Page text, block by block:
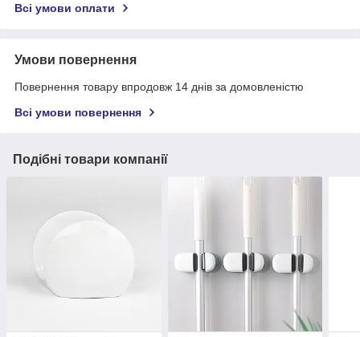
Всі умови оплати
Умови повернення
Повернення товару впродовж 14 днів за домовленістю
Всі умови повернення
Подібні товари компанії